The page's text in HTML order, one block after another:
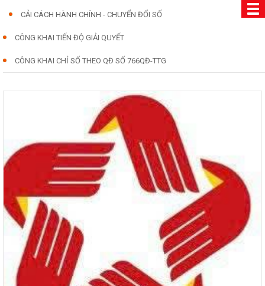
CẢI CÁCH HÀNH CHÍNH - CHUYỂN ĐỔI SỐ
CÔNG KHAI TIẾN ĐỘ GIẢI QUYẾT
CÔNG KHAI CHỈ SỐ THEO QĐ SỐ 766QĐ-TTG